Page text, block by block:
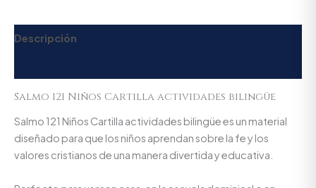
Descripción
Salmo 121 Niños Cartilla actividades bilingüe
Salmo 121 Niños Cartilla actividades bilingüe es un material
diseñado para que los niños aprendan sobre la fe y los
valores cristianos de una manera divertida y educativa.